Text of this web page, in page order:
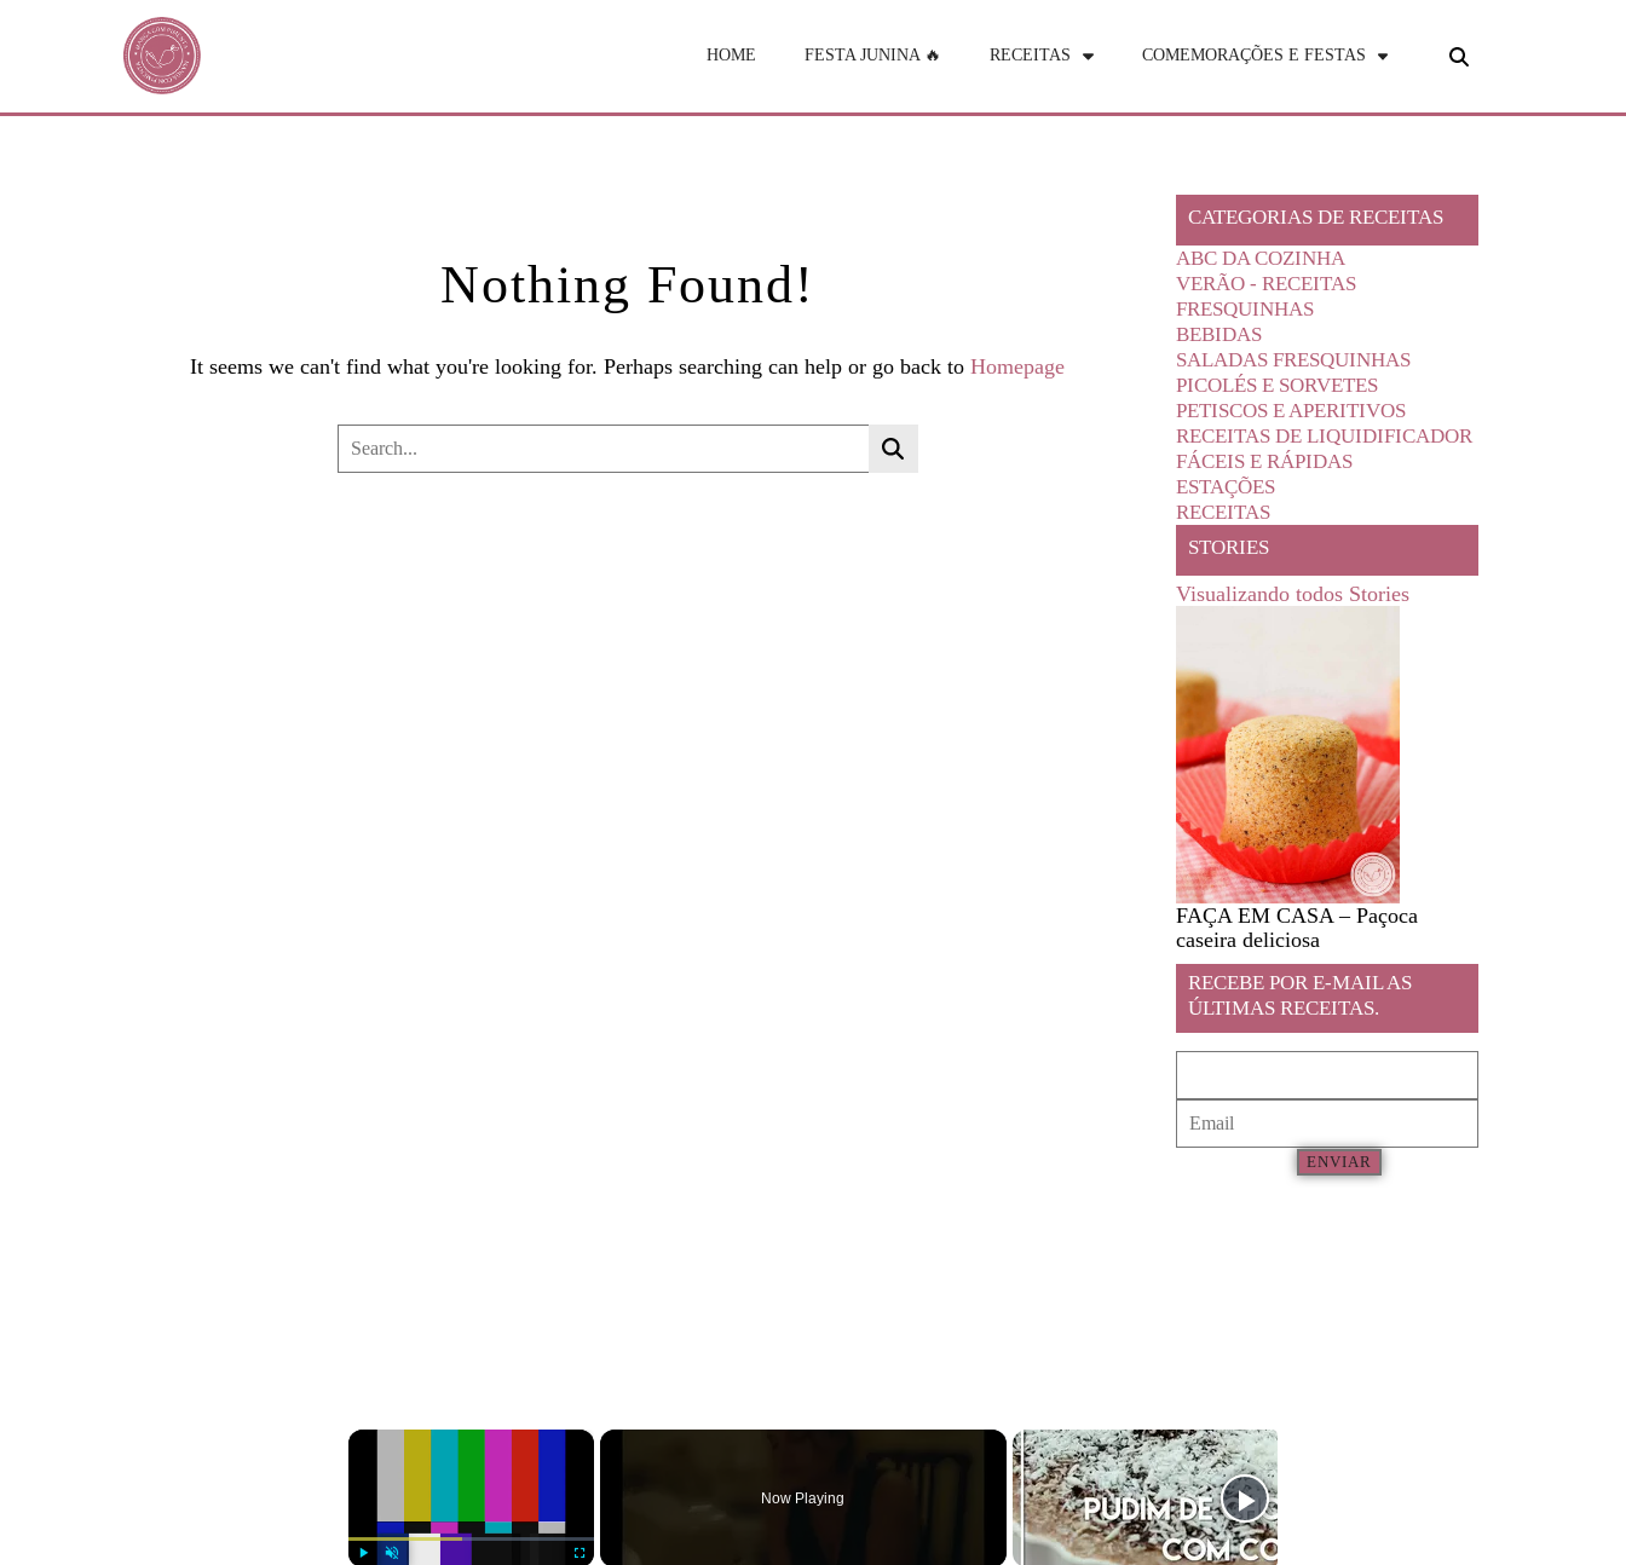
HOME FESTA JUNINA 🔥 RECEITAS COMEMORAÇÕES E FESTAS
Nothing Found!
It seems we can't find what you're looking for. Perhaps searching can help or go back to Homepage
CATEGORIAS DE RECEITAS
ABC DA COZINHA
VERÃO - RECEITAS
FRESQUINHAS
BEBIDAS
SALADAS FRESQUINHAS
PICOLÉS E SORVETES
PETISCOS E APERITIVOS
RECEITAS DE LIQUIDIFICADOR
FÁCEIS E RÁPIDAS
ESTAÇÕES
RECEITAS
STORIES
Visualizando todos Stories
FAÇA EM CASA – Paçoca
caseira deliciosa
RECEBE POR E-MAIL AS
ÚLTIMAS RECEITAS.
ENVIAR
×
Now Playing